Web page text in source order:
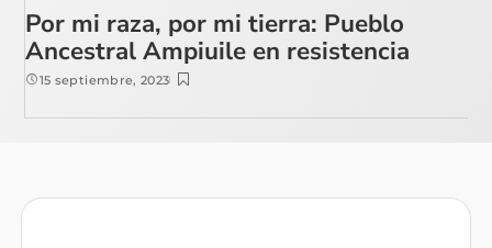
Por mi raza, por mi tierra: Pueblo
Ancestral Ampiuile en resistencia
15 septiembre, 2023